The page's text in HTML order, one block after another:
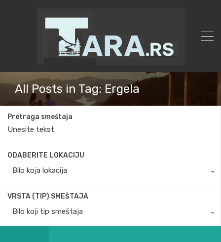
All Posts in Tag: Ergela
Pretraga smeštaja
ODABERITE LOKACIJU
Bilo koja lokacija
VRSTA (TIP) SMEŠTAJA
Bilo koji tip smeštaja